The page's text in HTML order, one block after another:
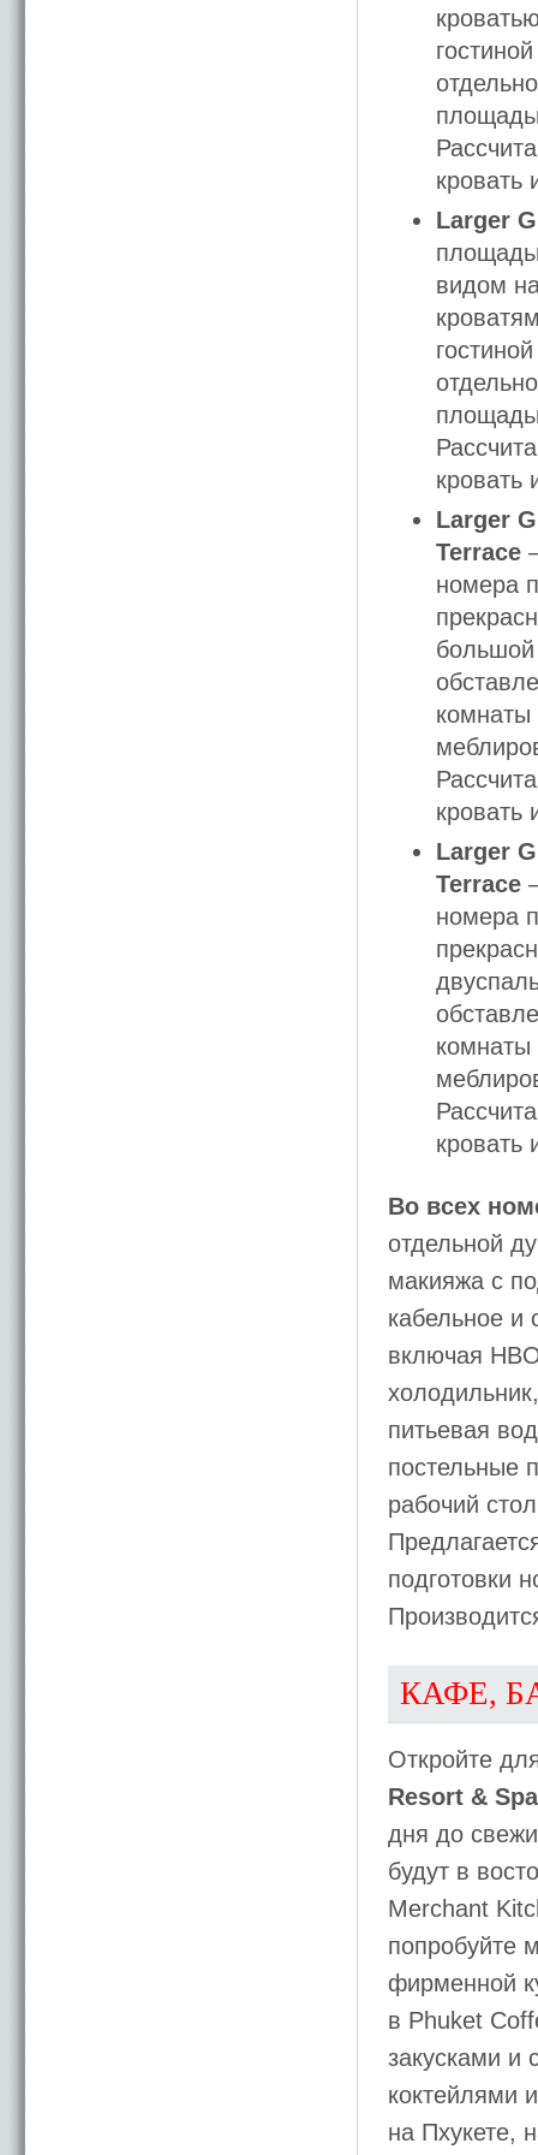
кровать
Larger
видом
кровать
Larger
Terrace
номера
большой
комнаты
кровать
Larger
Terrace
номера
комнаты
кровать
Во всех
отдельной
макияжа с
кабельное и
включая
питьевая
постельные
рабочий
подготовки
КАФЕ,
Откройте
Resort &
дня до
будут в
Merchant
попробуйте
фирменной
в Phuket
закусками и
коктейлями
на Пхукете,